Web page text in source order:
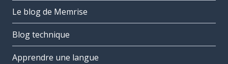
Le blog de Memrise
Blog technique
Apprendre une langue